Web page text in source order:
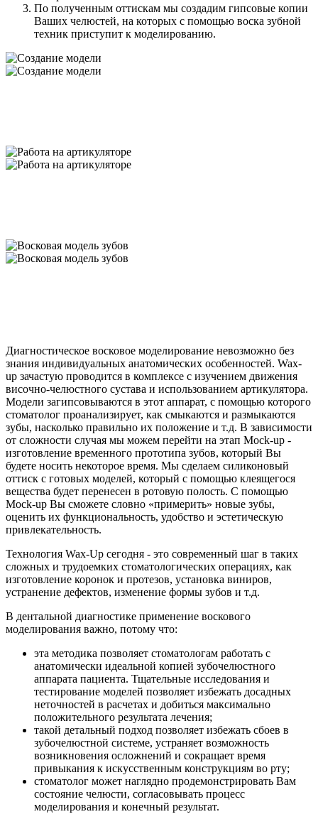
По полученным оттискам мы создадим гипсовые копии
Ваших челюстей, на которых с помощью воска зубной
техник приступит к моделированию.
Диагностическое восковое моделирование невозможно без
знания индивидуальных анатомических особенностей. Wax-
up зачастую проводится в комплексе с изучением движения
височно-челюстного сустава и использованием артикулятора.
Модели загипсовываются в этот аппарат, с помощью которого
стоматолог проанализирует, как смыкаются и размыкаются
зубы, насколько правильно их положение и т.д. В зависимости
от сложности случая мы можем перейти на этап Mock-up -
изготовление временного прототипа зубов, который Вы
будете носить некоторое время. Мы сделаем силиконовый
оттиск с готовых моделей, который с помощью клеящегося
вещества будет перенесен в ротовую полость. С помощью
Mock-up Вы сможете словно «примерить» новые зубы,
оценить их функциональность, удобство и эстетическую
привлекательность.
Технология Wax-Up сегодня - это современный шаг в таких
сложных и трудоемких стоматологических операциях, как
изготовление коронок и протезов, установка виниров,
устранение дефектов, изменение формы зубов и т.д.
В дентальной диагностике применение воскового
моделирования важно, потому что:
эта методика позволяет стоматологам работать с
анатомически идеальной копией зубочелюстного
аппарата пациента. Тщательные исследования и
тестирование моделей позволяет избежать досадных
неточностей в расчетах и добиться максимально
положительного результата лечения;
такой детальный подход позволяет избежать сбоев в
зубочелюстной системе, устраняет возможность
возникновения осложнений и сокращает время
привыкания к искусственным конструкциям во рту;
стоматолог может наглядно продемонстрировать Вам
состояние челюсти, согласовывать процесс
моделирования и конечный результат.